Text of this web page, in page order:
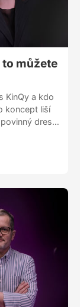
to můžete
KinQy a kdo
koncept liší
dress
kam až je